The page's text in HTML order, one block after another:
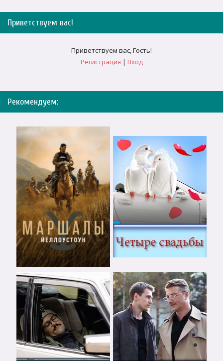
Приветствуем вас!
Приветствуем вас,Гость!
Регистрация | Вход
Рекомендуем: